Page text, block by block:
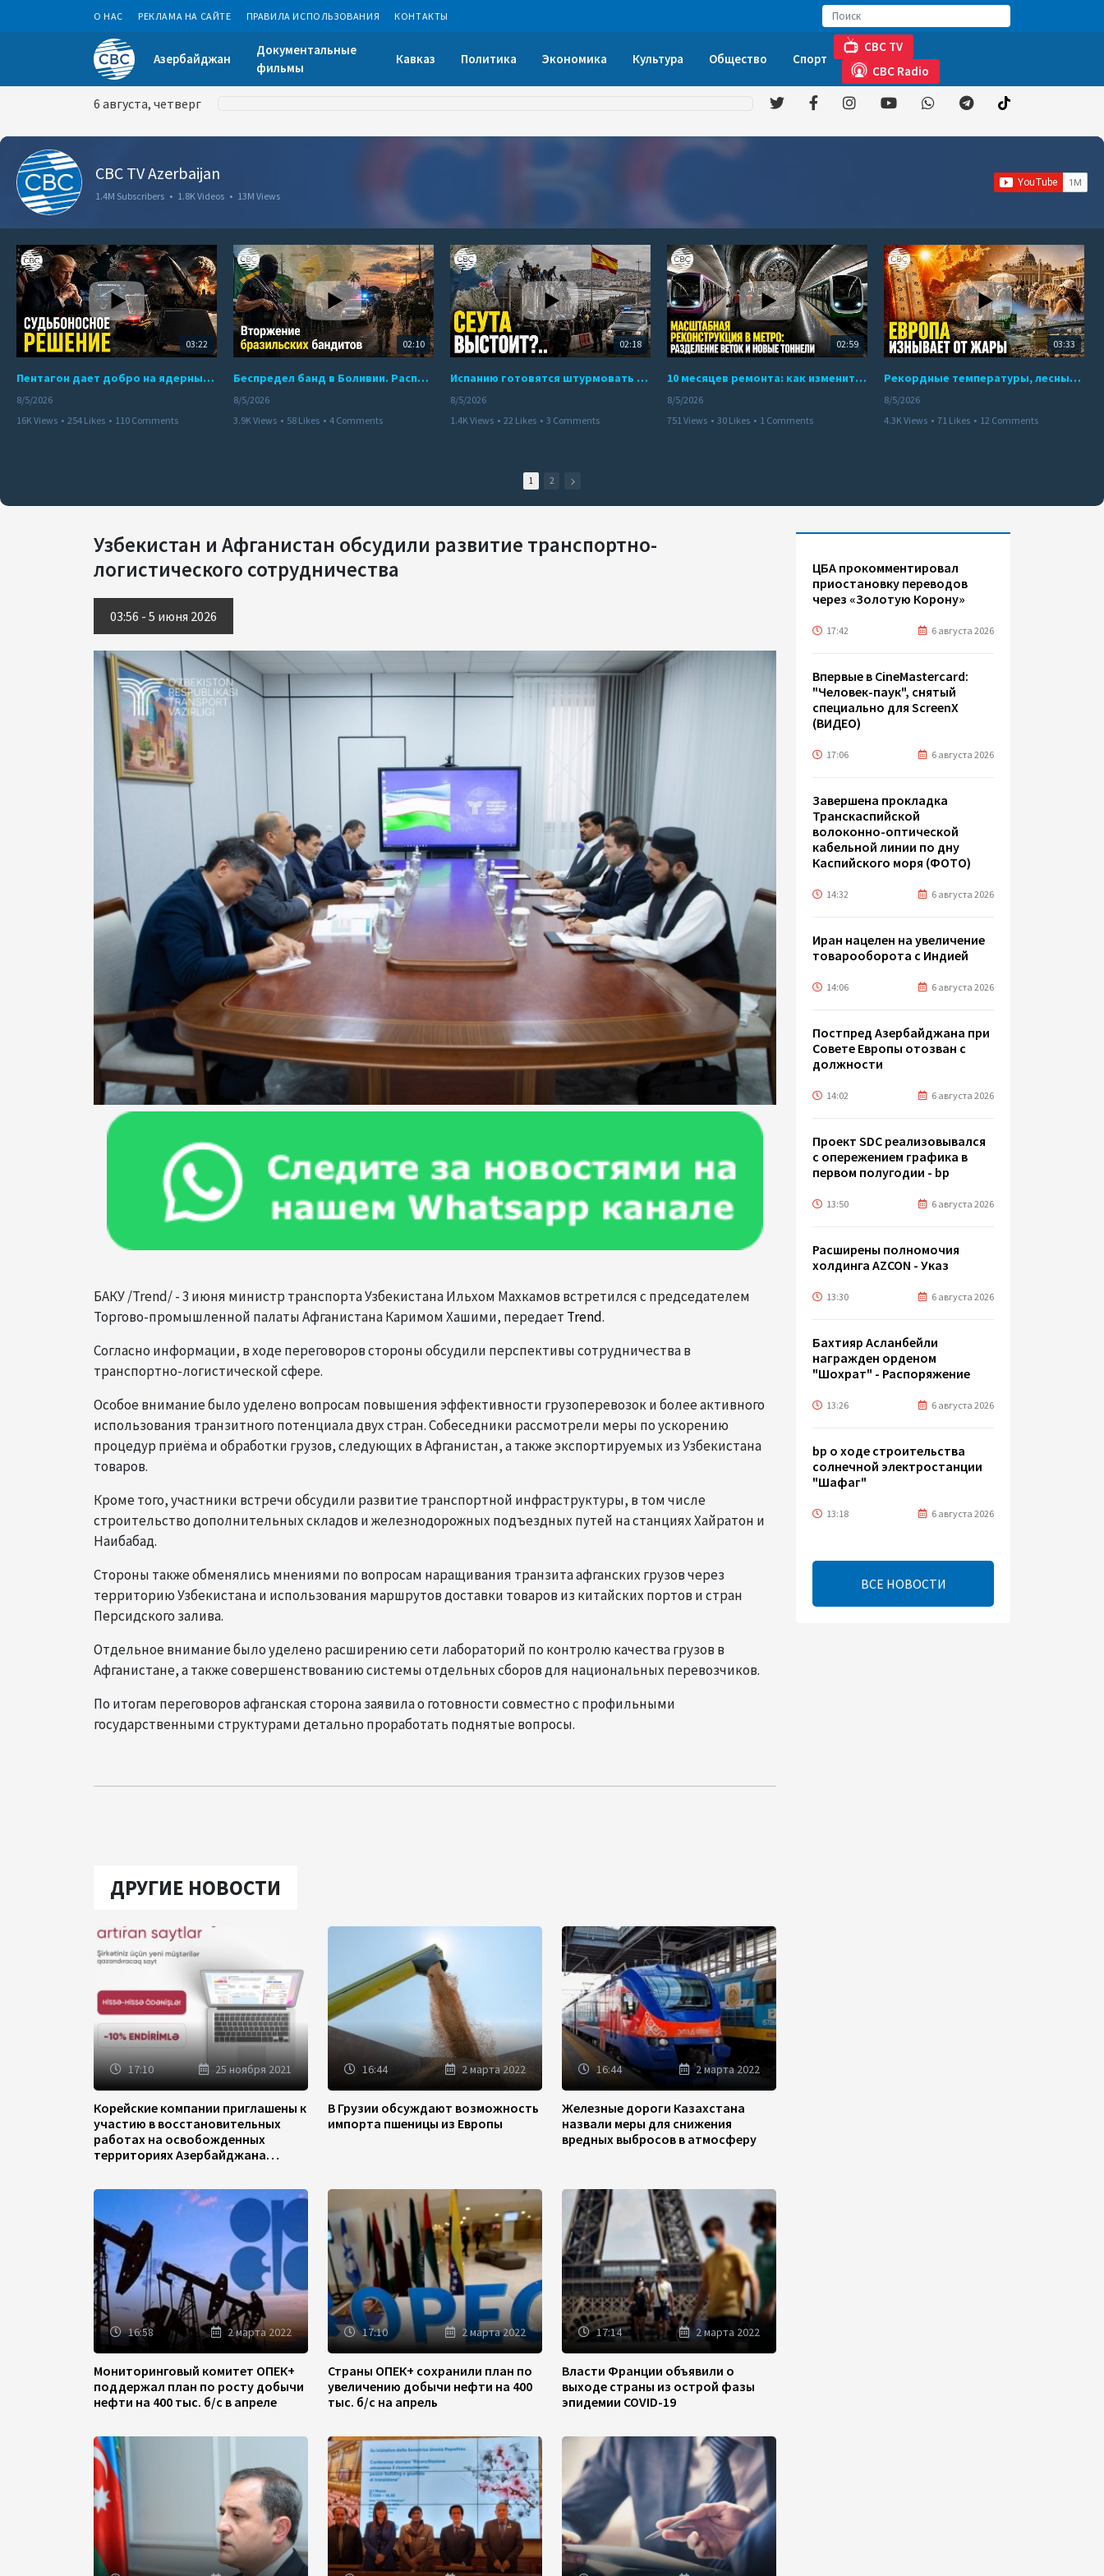
О НАС РЕКЛАМА НА САЙТЕ ПРАВИЛА ИСПОЛЬЗОВАНИЯ КОНТАКТЫ
Азербайджан
Документальные
фильмы
Кавказ Политика Экономика Культура Общество Спорт
CBC TV
CBC Radio
6 августа, четверг
CBC TV Azerbaijan
1.4M Subscribers • 1.8K Videos • 13M Views
03:22
Пентагон дает добро на ядерный удар по противникам США
8/5/2026
16K Views • 254 Likes • 110 Comments
02:10
Беспредел банд в Боливии. Расправы над наркоторговцами
8/5/2026
3.9K Views • 58 Likes • 4 Comments
02:18
Испанию готовятся штурмовать десятки тысяч марокканцев
8/5/2026
1.4K Views • 22 Likes • 3 Comments
02:59
10 месяцев ремонта: как изменится работа Бакинского метро с 15 августа
8/5/2026
751 Views • 30 Likes • 1 Comments
03:33
Рекордные температуры, лесные пожары и красный уровень опасности
8/5/2026
4.3K Views • 71 Likes • 12 Comments
1 2
Узбекистан и Афганистан обсудили развитие транспортно-
логистического сотрудничества
03:56 - 5 июня 2026
БАКУ /Trend/ - 3 июня министр транспорта Узбекистана Ильхом Махкамов встретился с председателем
Торгово-промышленной палаты Афганистана Каримом Хашими, передает Trend.
Согласно информации, в ходе переговоров стороны обсудили перспективы сотрудничества в
транспортно-логистической сфере.
Особое внимание было уделено вопросам повышения эффективности грузоперевозок и более активного
использования транзитного потенциала двух стран. Собеседники рассмотрели меры по ускорению
процедур приёма и обработки грузов, следующих в Афганистан, а также экспортируемых из Узбекистана
товаров.
Кроме того, участники встречи обсудили развитие транспортной инфраструктуры, в том числе
строительство дополнительных складов и железнодорожных подъездных путей на станциях Хайратон и
Наибабад.
Стороны также обменялись мнениями по вопросам наращивания транзита афганских грузов через
территорию Узбекистана и использования маршрутов доставки товаров из китайских портов и стран
Персидского залива.
Отдельное внимание было уделено расширению сети лабораторий по контролю качества грузов в
Афганистане, а также совершенствованию системы отдельных сборов для национальных перевозчиков.
По итогам переговоров афганская сторона заявила о готовности совместно с профильными
государственными структурами детально проработать поднятые вопросы.
ДРУГИЕ НОВОСТИ
17:10 25 ноября 2021
Корейские компании приглашены к
участию в восстановительных
работах на освобожденных
территориях Азербайджана
16:44 2 марта 2022
В Грузии обсуждают возможность
импорта пшеницы из Европы
16:44 2 марта 2022
Железные дороги Казахстана
назвали меры для снижения
вредных выбросов в атмосферу
16:58 2 марта 2022
Мониторинговый комитет ОПЕК+
поддержал план по росту добычи
нефти на 400 тыс. б/с в апреле
17:10 2 марта 2022
Страны ОПЕК+ сохранили план по
увеличению добычи нефти на 400
тыс. б/с на апрель
17:14 2 марта 2022
Власти Франции объявили о
выходе страны из острой фазы
эпидемии COVID-19
ЦБА прокомментировал
приостановку переводов
через «Золотую Корону»
17:42 6 августа 2026
Впервые в CineMastercard:
"Человек-паук", снятый
специально для ScreenX
(ВИДЕО)
17:06 6 августа 2026
Завершена прокладка
Транскаспийской
волоконно-оптической
кабельной линии по дну
Каспийского моря (ФОТО)
14:32 6 августа 2026
Иран нацелен на увеличение
товарооборота с Индией
14:06 6 августа 2026
Постпред Азербайджана при
Совете Европы отозван с
должности
14:02 6 августа 2026
Проект SDC реализовывался
с опережением графика в
первом полугодии - bp
13:50 6 августа 2026
Расширены полномочия
холдинга AZCON - Указ
13:30 6 августа 2026
Бахтияр Асланбейли
награжден орденом
"Шохрат" - Распоряжение
13:26 6 августа 2026
bp о ходе строительства
солнечной электростанции
"Шафаг"
13:18 6 августа 2026
Усиливается контроль в
Азербайджан
непродовольственными
ВСЕ НОВОСТИ